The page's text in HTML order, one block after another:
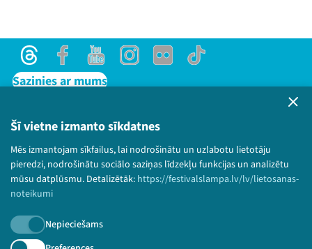
Šī vietne izmanto sīkdatnes
Mēs izmantojam sīkfailus, lai nodrošinātu un uzlabotu lietotāju
pieredzi, nodrošinātu sociālo saziņas līdzekļu funkcijas un analizētu
mūsu datplūsmu. Detalizētāk: https://festivalslampa.lv/lv/lietosanas-
noteikumi
Nepieciešams
ThreadsFacebookYoutubeInstagram
Flick TikTok
Sazinies ar mums
Lietošanas noteikumi un sīkdatņu politika
Bērnu aizsardzības politika
© 2026 Sarunu festivāls LAMPA Visas tiesības
paturētas.